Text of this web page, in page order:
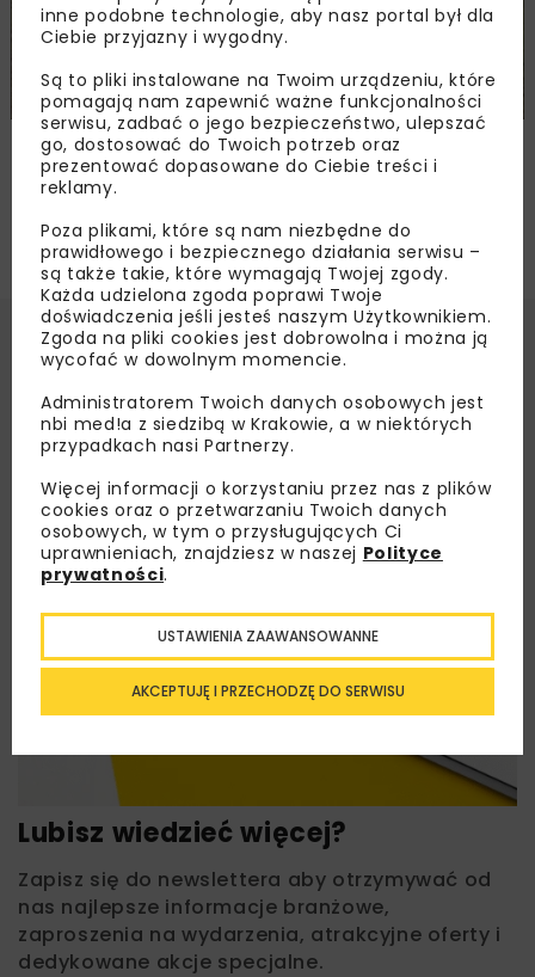
GDDKiA: Saperzy na budowach dróg
Lubisz wiedzieć więcej?
Zapisz się do newslettera aby otrzymywać od
nas najlepsze informacje branżowe,
zaproszenia na wydarzenia, atrakcyjne oferty i
dedykowane akcje specjalne.
inne podobne technologie, aby nasz portal był dla
Ciebie przyjazny i wygodny.
Są to pliki instalowane na Twoim urządzeniu, które
pomagają nam zapewnić ważne funkcjonalności
serwisu, zadbać o jego bezpieczeństwo, ulepszać
go, dostosować do Twoich potrzeb oraz
prezentować dopasowane do Ciebie treści i
reklamy.
Poza plikami, które są nam niezbędne do
prawidłowego i bezpiecznego działania serwisu –
są także takie, które wymagają Twojej zgody.
Każda udzielona zgoda poprawi Twoje
doświadczenia jeśli jesteś naszym Użytkownikiem.
Zgoda na pliki cookies jest dobrowolna i można ją
wycofać w dowolnym momencie.
Administratorem Twoich danych osobowych jest
nbi med!a z siedzibą w Krakowie, a w niektórych
przypadkach nasi Partnerzy.
Więcej informacji o korzystaniu przez nas z plików
cookies oraz o przetwarzaniu Twoich danych
osobowych, w tym o przysługujących Ci
uprawnieniach, znajdziesz w naszej Polityce
prywatności.
AKCEPTUJĘ I PRZECHODZĘ DO SERWISU
USTAWIENIA ZAAWANSOWANNE